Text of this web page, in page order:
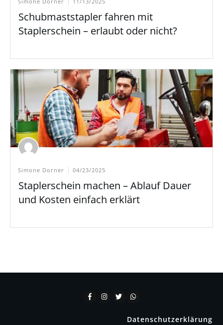
Schubmaststapler fahren mit
Staplerschein – erlaubt oder nicht?
Simone Dorner 04/23/2025
Staplerschein machen – Ablauf Dauer
und Kosten einfach erklärt
Datenschutzerklärung